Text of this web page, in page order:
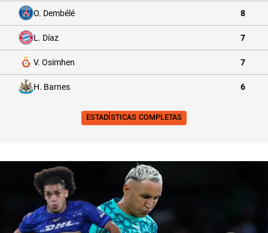
O. Dembélé 8
L. Díaz 7
V. Osimhen 7
H. Barnes 6
ESTADÍSTICAS COMPLETAS